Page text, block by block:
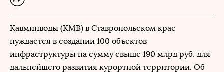
Кавминводы (КМВ) в Ставропольском крае
нуждается в создании 100 объектов
инфраструктуры на сумму свыше 190 млрд руб. для
дальнейшего развития курортной территории. Об